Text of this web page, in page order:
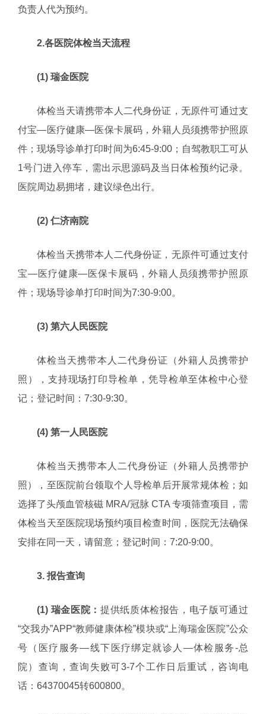
负责人代为预约。
2.各医院体检当天流程
(1) 瑞金医院
体检当天请携带本人二代身份证，无原件可通过支
付宝—医疗健康—医保卡展码，外籍人员须携带护照原
件；现场导诊单打印时间为6:45-9:00；自驾教职工可从
1号门进入停车，需出示思源码及当日体检预约记录。
医院周边易拥堵，建议绿色出行。
(2) 仁济南院
体检当天携带本人二代身份证，无原件可通过支付
宝—医疗健康—医保卡展码，外籍人员须携带护照原
件；现场导诊单打印时间为7:30-9:00。
(3) 第六人民医院
体检当天携带本人二代身份证（外籍人员携带护
照），支持现场打印导检单，凭导检单至体检中心登
记；登记时间：7:30-9:30。
(4) 第一人民医院
体检当天携带本人二代身份证（外籍人员携带护
照），至医院前台领取个人导检单后开展常规体检；如
选择了头颅血管核磁 MRA/冠脉 CTA 专项筛查项目，需
体检当天至医院现场预约项目检查时间，医院无法确保
安排在同一天，请留意；登记时间：7:20-9:00。
3. 报告查询
(1) 瑞金医院： 提供纸质体检报告，电子版可通过
“交我办”APP“教师健康体检”模块或“上海瑞金医院”公众
号（医疗服务—线下医疗绑定就诊人—体检服务-总
院）查询，查询失败可3-7个工作日后重试，咨询电
话：64370045转600800。